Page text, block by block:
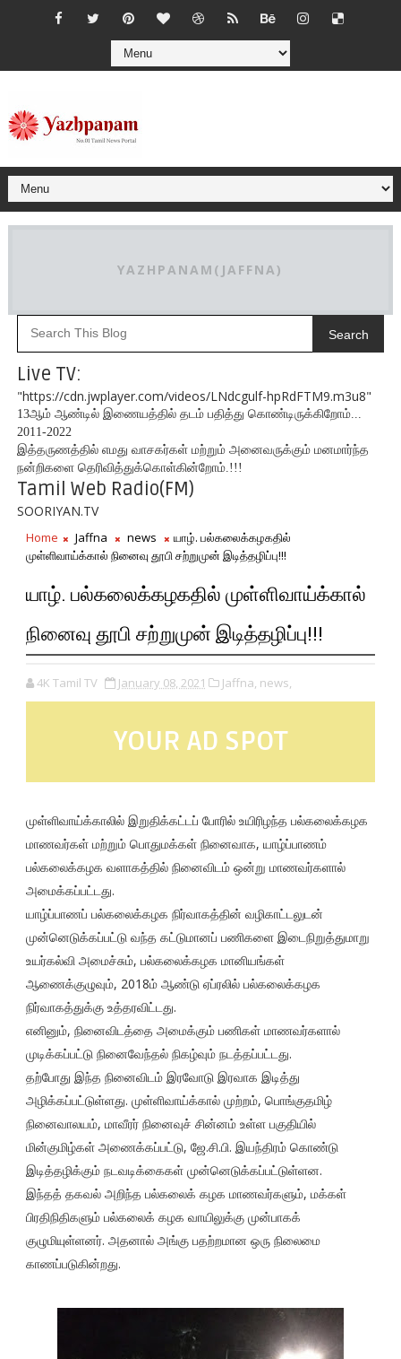
YAZHPANAM(JAFFNA)
Search
Live TV:
"https://cdn.jwplayer.com/videos/LNdcgulf-hpRdFTM9.m3u8"
13ஆம் ஆண்டில் இணையத்தில் தடம் பதித்து கொண்டிருக்கிறோம்...
2011-2022
இத்தருணத்தில் எமது வாசகர்கள் மற்றும் அனைவருக்கும் மனமார்ந்த
நன்றிகளை தெரிவித்துக்கொள்கின்றோம்.!!!
Tamil Web Radio(FM)
SOORIYAN.TV
Home Jaffna news
யாழ். பல்கலைக்கழகதில்
முள்ளிவாய்க்கால் நினைவு தூபி சற்றுமுன் இடித்தழிப்பு!!!
யாழ். பல்கலைக்கழகதில் முள்ளிவாய்க்கால்
நினைவு தூபி சற்றுமுன் இடித்தழிப்பு!!!
4K Tamil TV January 08, 2021 Jaffna, news,
YOUR AD SPOT
முள்ளிவாய்க்காலில் இறுதிக்கட்டப் போரில் உயிரிழந்த பல்கலைக்கழக
மாணவர்கள் மற்றும் பொதுமக்கள் நினைவாக, யாழ்ப்பாணம்
பல்கலைக்கழக வளாகத்தில் நினைவிடம் ஒன்று மாணவர்களால்
அமைக்கப்பட்டது.
யாழ்ப்பாணப் பல்கலைக்கழக நிர்வாகத்தின் வழிகாட்டலுடன்
முன்னெடுக்கப்பட்டு வந்த கட்டுமானப் பணிகளை இடைநிறுத்துமாறு
உயர்கல்வி அமைச்சும், பல்கலைக்கழக மானியங்கள்
ஆணைக்குழுவும், 2018ம் ஆண்டு ஏப்ரலில் பல்கலைக்கழக
நிர்வாகத்துக்கு உத்தரவிட்டது.
எனினும், நினைவிடத்தை அமைக்கும் பணிகள் மாணவர்களால்
முடிக்கப்பட்டு நினைவேந்தல் நிகழ்வும் நடத்தப்பட்டது.
தற்போது இந்த நினைவிடம் இரவோடு இரவாக இடித்து
அழிக்கப்பட்டுள்ளது. முள்ளிவாய்க்கால் முற்றம், பொங்குதமிழ்
நினைவாலயம், மாவீரர் நினைவுச் சின்னம் உள்ள பகுதியில்
மின்குமிழ்கள் அணைக்கப்பட்டு, ஜே.சி.பி. இயந்திரம் கொண்டு
இடித்தழிக்கும் நடவடிக்கைகள் முன்னெடுக்கப்பட்டுள்ளன.
இந்தத் தகவல் அறிந்த பல்கலைக் கழக மாணவர்களும், மக்கள்
பிரதிநிதிகளும் பல்கலைக் கழக வாயிலுக்கு முன்பாகக்
குழுமியுள்ளனர். அதனால் அங்கு பதற்றமான ஒரு நிலைமை
காணப்படுகின்றது.